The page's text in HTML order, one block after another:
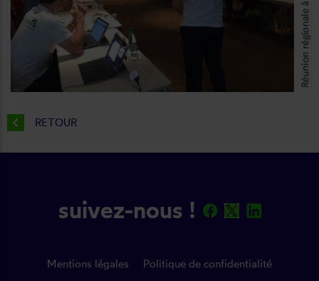
chevron_left RETOUR
suivez-nous !
Mentions légales
Politique de confidentialité